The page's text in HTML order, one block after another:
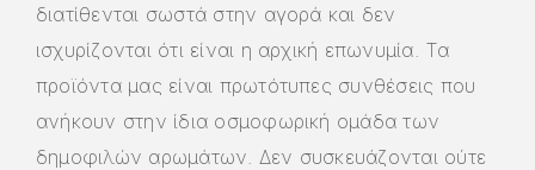
διατίθενται σωστά στην αγορά και δεν
ισχυρίζονται ότι είναι η αρχική επωνυμία. Τα
προϊόντα μας είναι πρωτότυπες συνθέσεις που
ανήκουν στην ίδια οσμοφωρική ομάδα των
δημοφιλών αρωμάτων. Δεν συσκευάζονται ούτε